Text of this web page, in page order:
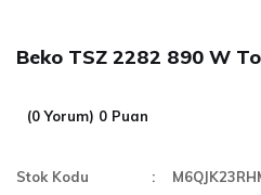
Beko TSZ 2282 890 W
(0 Yorum) 0 Puan
Stok Kodu